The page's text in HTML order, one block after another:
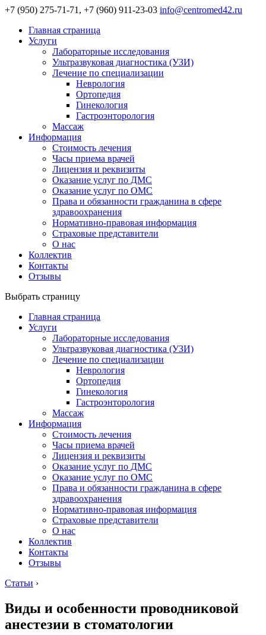
+7 (950) 275-71-71, +7 (960) 911-23-03 info@centromed42.ru
Главная страница
Услуги
Лабораторные исследования
Ультразвуковая диагностика (УЗИ)
Лечение по специализации
Неврология
Ортопедия
Гинекология
Гастроэнторология
Массаж
Информация
Стоимость лечения
Часы приема врачей
Лицензия и реквизиты
Оказание услуг по ДМС
Оказание услуг по ОМС
Права и обязанности гражданина в сфере
здравоохранения
Нормативно-правовая информация
Страховые представители
О нас
Коллектив
Контакты
Отзывы
Выбрать страницу
Главная страница
Услуги
Лабораторные исследования
Ультразвуковая диагностика (УЗИ)
Лечение по специализации
Неврология
Ортопедия
Гинекология
Гастроэнторология
Массаж
Информация
Стоимость лечения
Часы приема врачей
Лицензия и реквизиты
Оказание услуг по ДМС
Оказание услуг по ОМС
Права и обязанности гражданина в сфере
здравоохранения
Нормативно-правовая информация
Страховые представители
О нас
Коллектив
Контакты
Отзывы
Статьи ›
Виды и особенности проводниковой
анестезии в стоматологии